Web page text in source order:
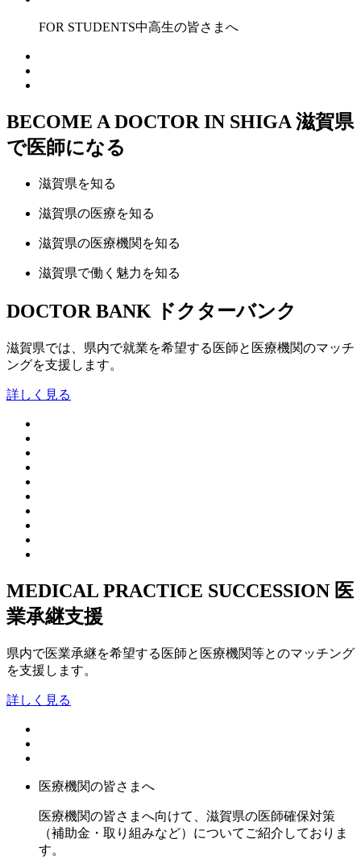
FOR STUDENTS中高生の皆さまへ
BECOME A DOCTOR IN SHIGA 滋賀県
で医師になる
滋賀県を知る
滋賀県の医療を知る
滋賀県の医療機関 を知る
滋賀県で働く魅力 を知る
DOCTOR BANK ドクターバンク
滋賀県では、県内で就業を希望する医師と医療機関のマッチ
ングを支援します。
詳しく見る
MEDICAL PRACTICE SUCCESSION 医
業承継支援
県内で医業承継を希望する医師と医療機関等とのマッチング
を支援します。
詳しく見る
医療機関の皆さまへ
医療機関の皆さまへ向けて、滋賀県の医師確保対策
（補助金・取り組みなど）についてご紹介しておりま
す。